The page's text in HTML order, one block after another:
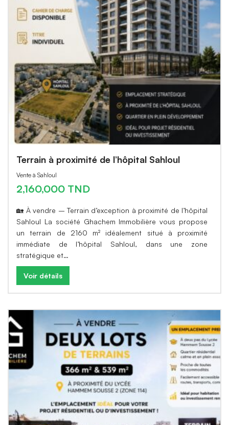
Terrain à proximité de l’hôpital Sahloul
Vente à Sahloul
2,160,000 TND
🏡 À vendre – Terrain d’exception à proximité de l’hôpital
Sahloul La société Ghachem Immobilière vous propose
un terrain de 2160 m² idéalement situé à proximité
immédiate de l’hôpital Sahloul, dans une zone
stratégique et…
Voir détails